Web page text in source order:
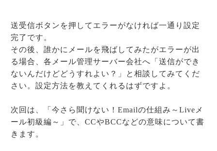
送受信ボタンを押してエラーがなければ一通り設定
完了です。
その後、誰かにメールを飛ばしてみたがエラーが出
る場合、各メール管理サーバー会社へ「送信ができ
ないんだけどどうすれよい？」と相談してみてくだ
さい。設定方法を教えてくれるはずですよ。
次回は、「今さら聞けない！Emailの仕組み～Liveメ
ール初級編～」で、CCやBCCなどの意味について書
きます。